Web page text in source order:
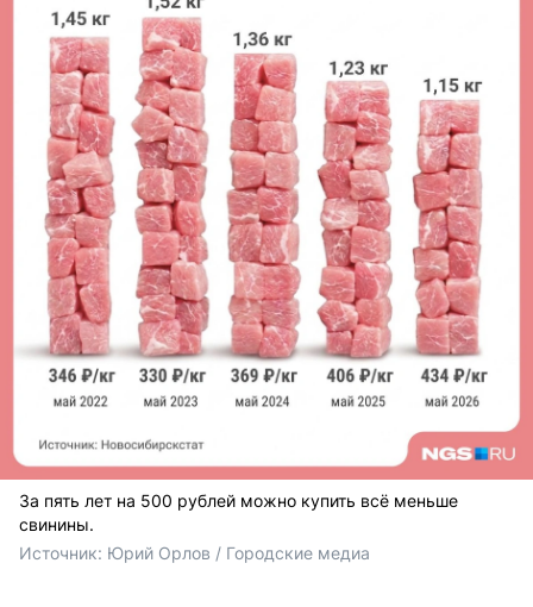
За пять лет на 500 рублей можно купить всё меньше
свинины.
Источник: Юрий Орлов / Городские медиа